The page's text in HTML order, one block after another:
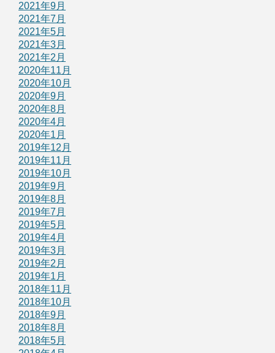
2021年9月
2021年7月
2021年5月
2021年3月
2021年2月
2020年11月
2020年10月
2020年9月
2020年8月
2020年4月
2020年1月
2019年12月
2019年11月
2019年10月
2019年9月
2019年8月
2019年7月
2019年5月
2019年4月
2019年3月
2019年2月
2019年1月
2018年11月
2018年10月
2018年9月
2018年8月
2018年5月